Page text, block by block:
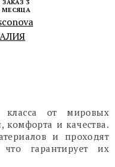
ЗАКАЗ 3
МЕСЯЦА
от мировых
комфорта и качества.
и проходят
что гарантирует их